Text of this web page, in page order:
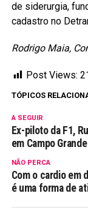
de siderurgia,
cadastro no
Rodrigo Maia,
Post Views:
TÓPICOS
A SEGUIR
Ex-piloto da F1,
em Campo
NÃO PERCA
Com o cardio em
é uma forma de